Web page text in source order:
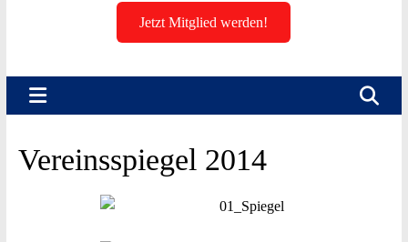
Jetzt Mitglied werden!
Vereinsspiegel 2014